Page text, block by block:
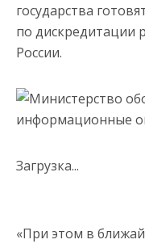
государства
по дискредитации
России.
Загрузка...
«При этом в